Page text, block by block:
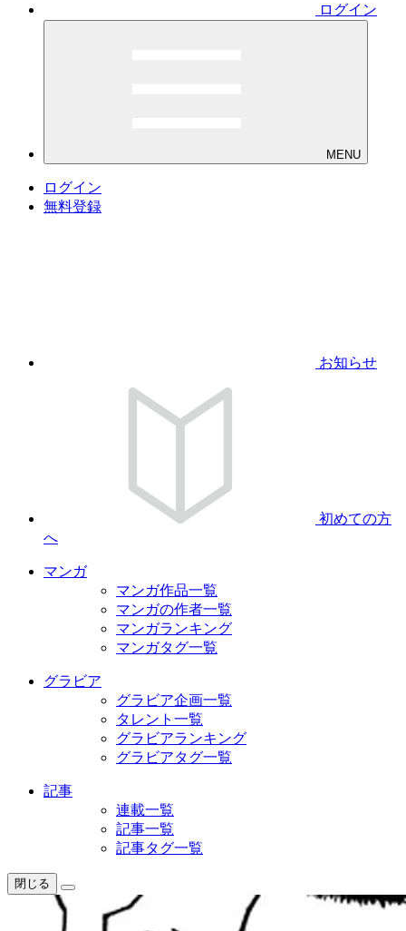
ログイン
MENU
ログイン
無料登録
お知らせ
初めての方
へ
マンガ
マンガ作品一覧
マンガの作者一覧
マンガランキング
マンガタグ一覧
グラビア
グラビア企画一覧
タレント一覧
グラビアランキング
グラビアタグ一覧
記事
連載一覧
記事一覧
記事タグ一覧
閉じる